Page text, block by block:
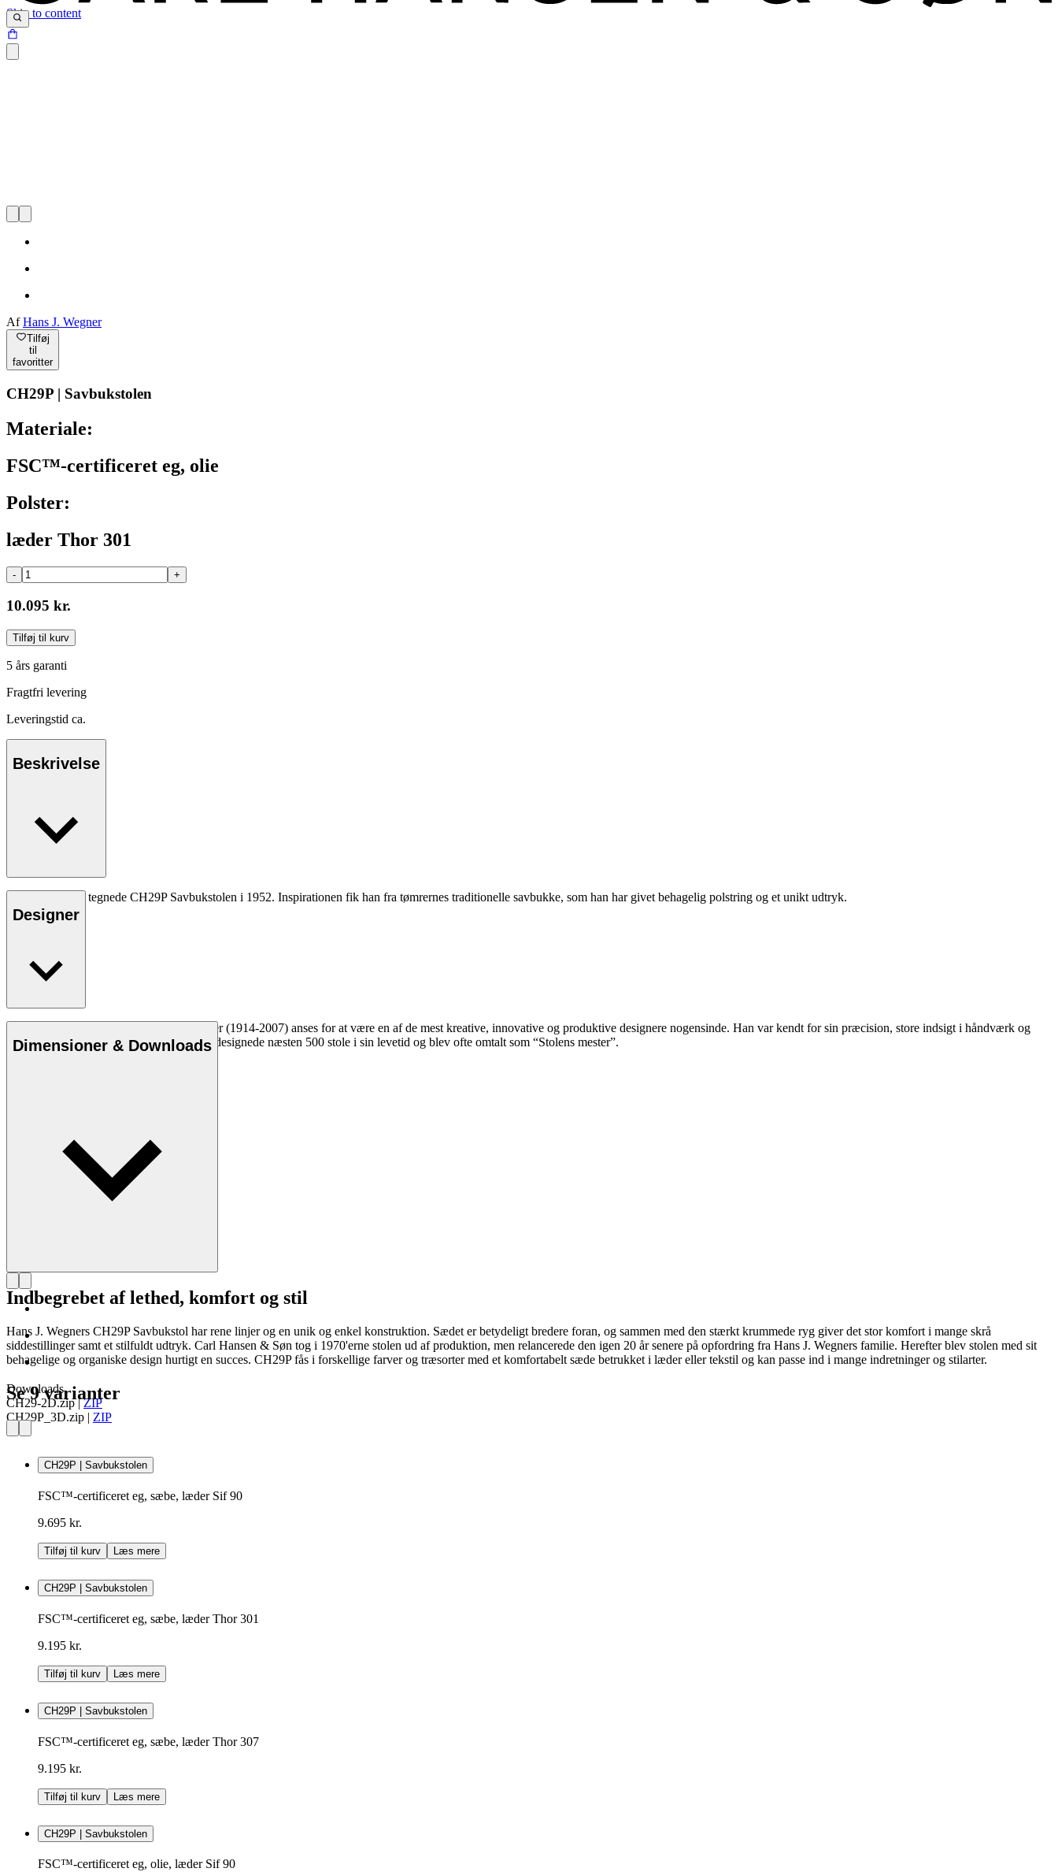
Skip to content
AfHans J. Wegner
Tilføj
til
favoritter
CH29P | Savbukstolen
Materiale:
FSC™-certificeret eg, olie
Polster:
læder Thor 301
- +
10.095 kr.
Tilføj til kurv
5 års garanti
Fragtfri levering
Leveringstid ca.
Beskrivelse
Hans J. Wegner tegnede CH29P Savbukstolen i 1952. Inspirationen fik han fra tømrernes traditionelle savbukke, som han har givet behagelig polstring og et unikt udtryk.
Læs mere
Designer
Den danske møbeldesigner Hans J. Wegner (1914-2007) anses for at være en af de mest kreative, innovative og produktive designere nogensinde. Han var kendt for sin præcision, store indsigt i håndværk og
kompromisløse tilgang til design. Wegner designede næsten 500 stole i sin levetid og blev ofte omtalt som “Stolens mester”.
Dimensioner & Downloads
Downloads
CH29-2D.zip|ZIP
CH29P_3D.zip | ZIP
Indbegrebet af lethed, komfort og stil
Hans J. Wegners CH29P Savbukstol har rene linjer og en unik og enkel konstruktion. Sædet er betydeligt bredere foran, og sammen med den stærkt krummede ryg giver det stor komfort i mange skrå
siddestillinger samt et stilfuldt udtryk. Carl Hansen & Søn tog i 1970'erne stolen ud af produktion, men relancerede den igen 20 år senere på opfordring fra Hans J. Wegners familie. Herefter blev stolen med sit
behagelige og organiske design hurtigt en succes. CH29P fås i forskellige farver og træsorter med et komfortabelt sæde betrukket i læder eller tekstil og kan passe ind i mange indretninger og stilarter.
Se 9 varianter
CH29P | Savbukstolen
FSC™-certificeret eg, sæbe, læder Sif 90
9.695 kr.
Tilføj til kurv Læs mere
CH29P | Savbukstolen
FSC™-certificeret eg, sæbe, læder Thor 301
9.195 kr.
Tilføj til kurv Læs mere
CH29P | Savbukstolen
FSC™-certificeret eg, sæbe, læder Thor 307
9.195 kr.
Tilføj til kurv Læs mere
CH29P | Savbukstolen
FSC™-certificeret eg, olie, læder Sif 90